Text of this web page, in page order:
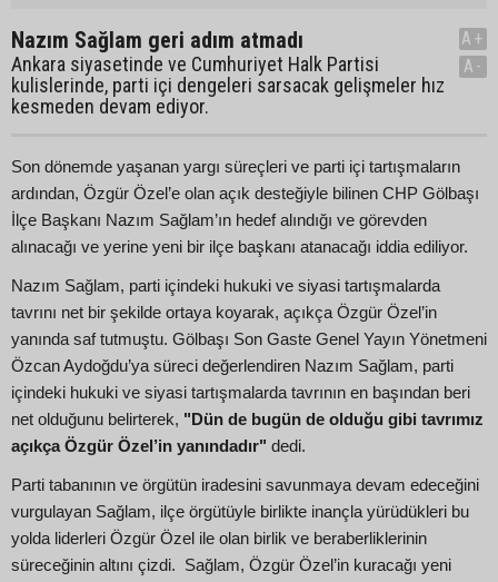
Nazım Sağlam geri adım atmadı
Ankara siyasetinde ve Cumhuriyet Halk Partisi
kulislerinde, parti içi dengeleri sarsacak gelişmeler hız
kesmeden devam ediyor.
A+
A-
Son dönemde yaşanan yargı süreçleri ve parti içi tartışmaların
ardından, Özgür Özel’e olan açık desteğiyle bilinen CHP Gölbaşı
İlçe Başkanı Nazım Sağlam’ın hedef alındığı ve görevden
alınacağı ve yerine yeni bir ilçe başkanı atanacağı iddia ediliyor.
Nazım Sağlam, parti içindeki hukuki ve siyasi tartışmalarda
tavrını net bir şekilde ortaya koyarak, açıkça Özgür Özel’in
yanında saf tutmuştu. Gölbaşı Son Gaste Genel Yayın Yönetmeni
Özcan Aydoğdu’ya süreci değerlendiren Nazım Sağlam, parti
içindeki hukuki ve siyasi tartışmalarda tavrının en başından beri
net olduğunu belirterek, "Dün de bugün de olduğu gibi tavrımız
açıkça Özgür Özel’in yanındadır" dedi.
Parti tabanının ve örgütün iradesini savunmaya devam edeceğini
vurgulayan Sağlam, ilçe örgütüyle birlikte inançla yürüdükleri bu
yolda liderleri Özgür Özel ile olan birlik ve beraberliklerinin
süreceğinin altını çizdi. Sağlam, Özgür Özel’in kuracağı yeni